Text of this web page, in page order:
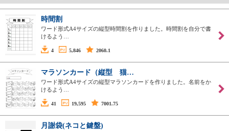
時間割
ワード形式A4サイズの縦型時間割を作りました。時間割を自分で書
けるよう…
4 5,846 2060.1
マラソンカード（縦型 猫…
ワード形式A4サイズの縦型マラソンカードを作りました。名前をか
けるよう…
41 19,595 7001.75
月謝袋(ネコと鍵盤)